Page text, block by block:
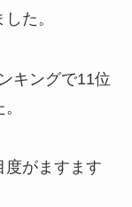
た。
キングで11位
度がますます